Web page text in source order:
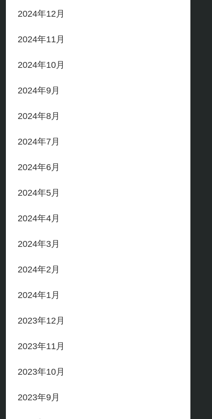
2024年12月
2024年11月
2024年10月
2024年9月
2024年8月
2024年7月
2024年6月
2024年5月
2024年4月
2024年3月
2024年2月
2024年1月
2023年12月
2023年11月
2023年10月
2023年9月